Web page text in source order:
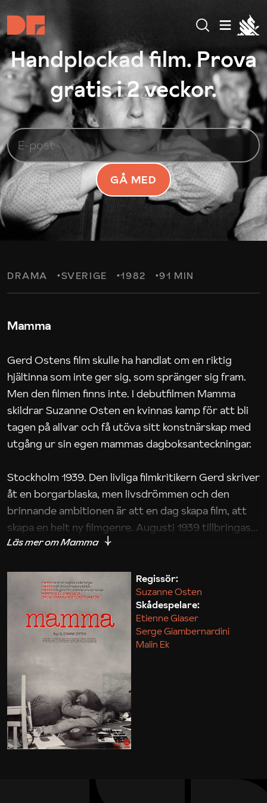
Handplockad film. Prova
gratis i 2 veckor.
GÅ MED
DRAMA SVERIGE 1982 91 MIN
Mamma
Gerd Ostens film skulle ha handlat om en riktig
hjältinna som inte ger sig, som spränger sig fram.
Men den filmen finns inte. I debutfilmen Mamma
skildrar Suzanne Osten en kvinnas kamp för att bli
tagen på allvar och få utöva sitt konstnärskap med
utgång ur sin egen mammas dagboksanteckningar.
Stockholm 1939. Den livliga filmkritikern Gerd skriver
åt en borgarblaska, men livsdrömmen och den
brinnande ambitionen är att en dag skapa film, att
skapa en helt ny filmgenre. Augusti 1939 tillbringas i
Frankrike. Gerd är där på jobb, och tillsammans med
bohemer fylls sommarkvällarna med vin och
passionerade diskussioner på franska och tyska. I
september bryter andra världskriget ut. Gerd
kämpar för att hålla drömmen vid liv och för att ta
filmen in i produktion men konfronteras gång på
Dessutom slåss hon mer och mer mot sina egna
demoner. I Flickan, mamman och demonerna (2016)
återvänder Suzanne Osten till den egna barndomen
med Gerd, men i debutfilmen Mamma tecknar hon
istället ett närgånget personporträtt, med en
Regissör:
Suzanne Osten
Skådespelare:
Etienne Glaser
Serge Giambernardini
Malin Ek